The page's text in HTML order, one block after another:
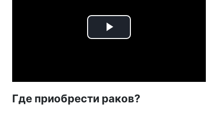
Play
Где приобрести раков?